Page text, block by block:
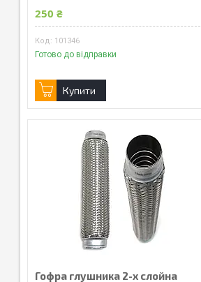
250 ₴
101346
Готово до відправки
Купити
Гофра глушника 2-х слойна